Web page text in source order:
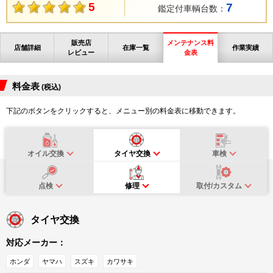
5 鑑定付車輌台数： 7
店舗詳細
販売店
レビュー
在庫一覧
メンテナンス料
金表
作業実績
料金表 (税込)
下記のボタンをクリックすると、メニュー別の料金表に移動できます。
オイル交換 タイヤ交換 車検
点検 修理 取付/カスタム
タイヤ交換
対応メーカー：
ホンダ ヤマハ スズキ カワサキ